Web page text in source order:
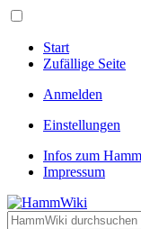
Start
Zufällige Seite
Anmelden
Einstellungen
Infos zum
Impressum